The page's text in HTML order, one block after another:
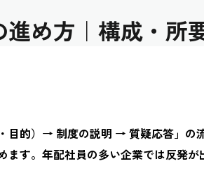
め方｜構成・所
目的）→ 制度の説明 → 質疑応答」
す。年配社員の多い企業では反発